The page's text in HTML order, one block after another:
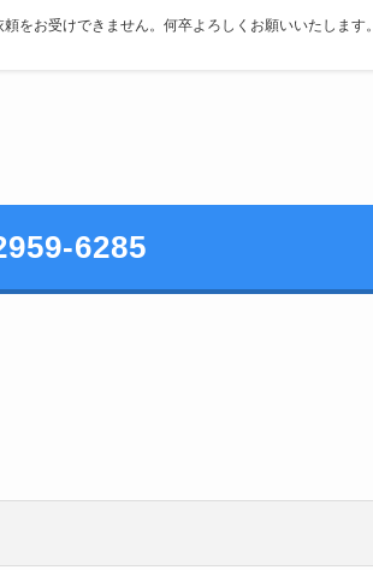
をお受けできません。何卒よろしくお願いいたします。
6285